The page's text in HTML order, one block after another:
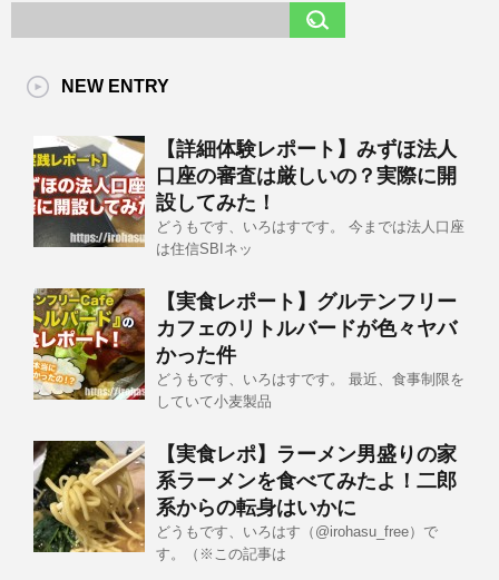
NEW ENTRY
【詳細体験レポート】みずほ法人
口座の審査は厳しいの？実際に開
設してみた！
どうもです、いろはすです。 今までは法人口座
は住信SBIネッ
【実食レポート】グルテンフリー
カフェのリトルバードが色々ヤバ
かった件
どうもです、いろはすです。 最近、食事制限を
していて小麦製品
【実食レポ】ラーメン男盛りの家
系ラーメンを食べてみたよ！二郎
系からの転身はいかに
どうもです、いろはす（@irohasu_free）で
す。（※この記事は